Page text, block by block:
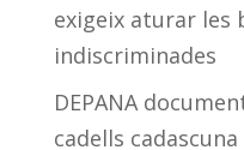
exigeix aturar les
indiscriminades
DEPANA
cadells